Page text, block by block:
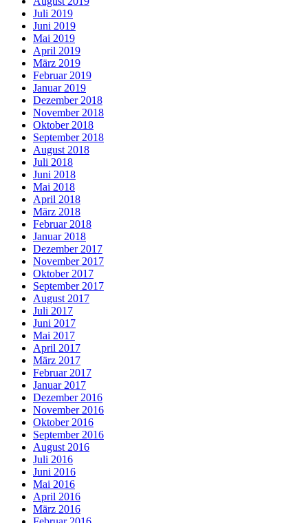
Juli 2019
Juni 2019
Mai 2019
April 2019
März 2019
Februar 2019
Januar 2019
Dezember 2018
November 2018
Oktober 2018
September 2018
August 2018
Juli 2018
Juni 2018
Mai 2018
April 2018
März 2018
Februar 2018
Januar 2018
Dezember 2017
November 2017
Oktober 2017
September 2017
August 2017
Juli 2017
Juni 2017
Mai 2017
April 2017
März 2017
Februar 2017
Januar 2017
Dezember 2016
November 2016
Oktober 2016
September 2016
August 2016
Juli 2016
Juni 2016
Mai 2016
April 2016
März 2016